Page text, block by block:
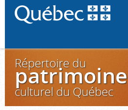
Répertoire du
patrimoine
culturel du Québec